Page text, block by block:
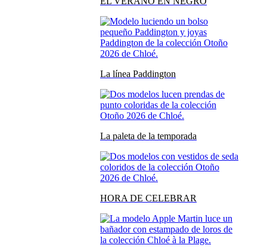
La línea Paddington
La paleta de la temporada
HORA DE CELEBRAR